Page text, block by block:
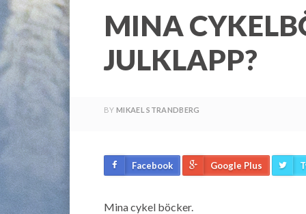
MINA
JULKLAPP?
BY MIKAEL STRANDBERG
Facebook Google Plus
Minacykel böcker.